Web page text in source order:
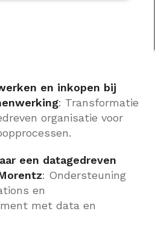
en inkopen bij
: Transformatie
organisatie voor
een datagedreven
: Ondersteuning
en
met data en